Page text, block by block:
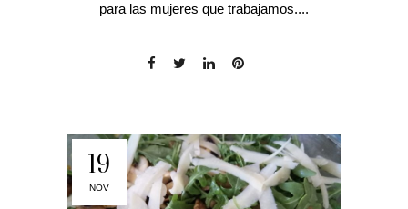
para las mujeres que trabajamos....
19
NOV